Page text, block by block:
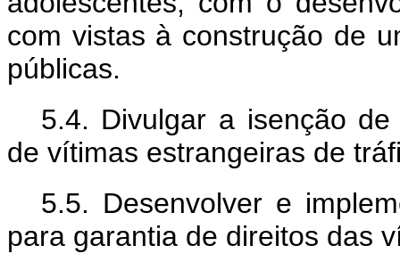
com vistas à construção de
públicas.
5.4. Divulgar a isenção
de vítimas estrangeiras de
5.5. Desenvolver e
para garantia de direitos das